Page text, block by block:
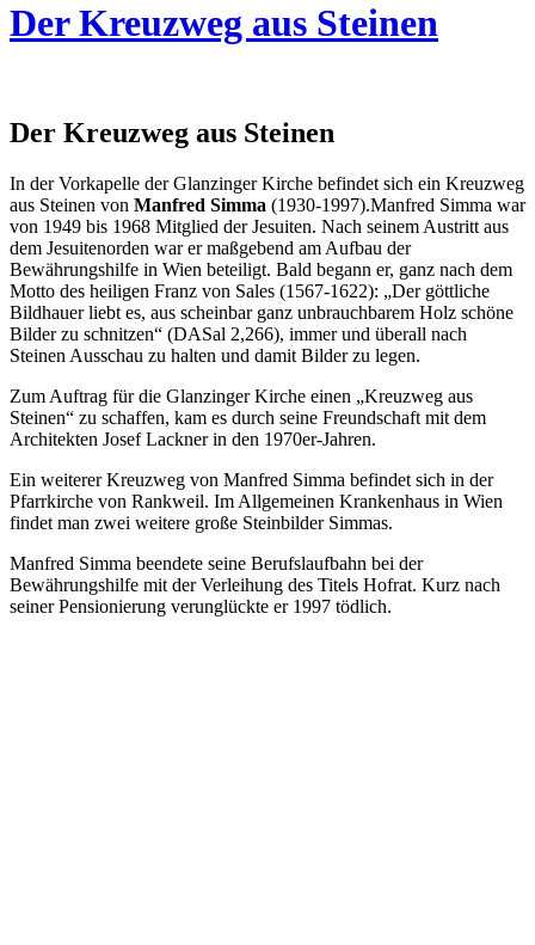
Der Kreuzweg aus Steinen
Der Kreuzweg aus Steinen
In der Vorkapelle der Glanzinger Kirche befindet sich ein Kreuzweg
aus Steinen von Manfred Simma (1930-1997).Manfred Simma war
von 1949 bis 1968 Mitglied der Jesuiten. Nach seinem Austritt aus
dem Jesuitenorden war er maßgebend am Aufbau der
Bewährungshilfe in Wien beteiligt. Bald begann er, ganz nach dem
Motto des heiligen Franz von Sales (1567-1622): „Der göttliche
Bildhauer liebt es, aus scheinbar ganz unbrauchbarem Holz schöne
Bilder zu schnitzen“ (DASal 2,266), immer und überall nach
Steinen Ausschau zu halten und damit Bilder zu legen.
Zum Auftrag für die Glanzinger Kirche einen „Kreuzweg aus
Steinen“ zu schaffen, kam es durch seine Freundschaft mit dem
Architekten Josef Lackner in den 1970er-Jahren.
Ein weiterer Kreuzweg von Manfred Simma befindet sich in der
Pfarrkirche von Rankweil. Im Allgemeinen Krankenhaus in Wien
findet man zwei weitere große Steinbilder Simmas.
Manfred Simma beendete seine Berufslaufbahn bei der
Bewährungshilfe mit der Verleihung des Titels Hofrat. Kurz nach
seiner Pensionierung verunglückte er 1997 tödlich.